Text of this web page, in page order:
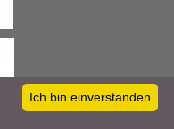
Ich bin einverstanden